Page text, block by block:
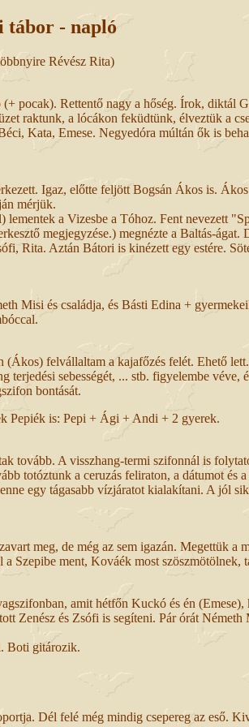
tábor - napló
Révész Rita)
Rettentő nagy a hőség. Írok, diktál
raktunk, a lócákon feküdtünk, élveztük a
Kata, Emese. Negyedóra múltán ők is
Igaz, előtte feljött Bogsán Ákos is.
mérjük.
a Vizesbe a Tóhoz. Fent nevezett
megjegyzése.) megnézte a Baltás-
Rita. Aztán Bátori is kinézett egy estére.
Misi és családja, és Básti Edina +
felvállaltam a kajafőzés felét. Ehető
sebességét, ... stb. figyelembe véve,
bontását.
Pepiék is: Pepi + Ági + Andi + 2 gyerek.
tovább. A visszhang-termi szifonnál is
totóztunk a ceruzás feliraton, a dátumot és
egy tágasabb vízjáratot kialakítani. A jól
meg, de még az sem igazán. Megettük
ment, Kováék most szöszmötölnek,
amit hétfőn Kuckó és én
és Zsófi is segíteni. Pár órát
Boti gitározik.
Dél felé még mindig csepereg az eső.